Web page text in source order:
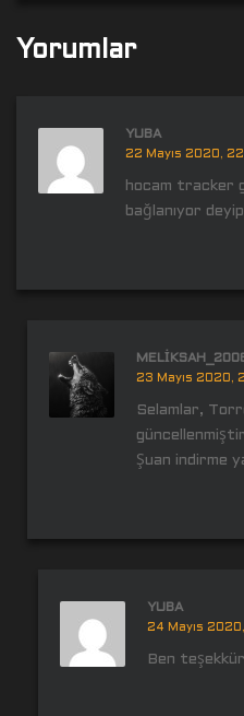
Yorumlar
YUBA
22 Mayıs 2020,
hocam tracker
bağlanıyor
23 Mayıs 2020,
Selamlar,
Şuan indirme
YUBA
24 Mayıs 2020,
Ben